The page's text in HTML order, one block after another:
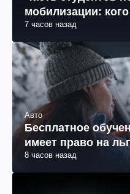
мобилизации: кого
7 часов назад
Авто
Бесплатное
имеет право на
8 часов назад